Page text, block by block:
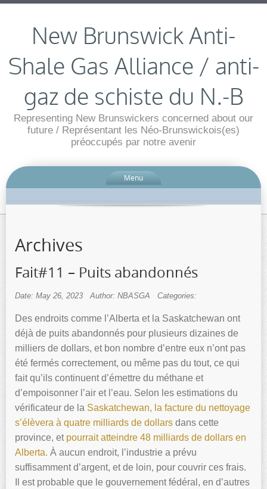
New Brunswick Anti-
Shale Gas Alliance / anti-
gaz de schiste du N.-B
Representing New Brunswickers concerned about our
future / Représentant les Néo-Brunswickois(es)
préoccupés par notre avenir
Menu
Archives
Fait#11 – Puits abandonnés
Date: May 26, 2023 Author: NBASGA Categories:
Des endroits comme l’Alberta et la Saskatchewan ont
déjà de puits abandonnés pour plusieurs dizaines de
milliers de dollars, et bon nombre d’entre eux n’ont pas
été fermés correctement, ou même pas du tout, ce qui
fait qu’ils continuent d’émettre du méthane et
d’empoisonner l’air et l’eau. Selon les estimations du
vérificateur de la Saskatchewan, la facture du nettoyage
s’élèvera à quatre milliards de dollars dans cette
province, et pourrait atteindre 48 milliards de dollars en
Alberta. À aucun endroit, l’industrie a prévu
suffisamment d’argent, et de loin, pour couvrir ces frais.
Il est probable que le gouvernement fédéral, en d’autres